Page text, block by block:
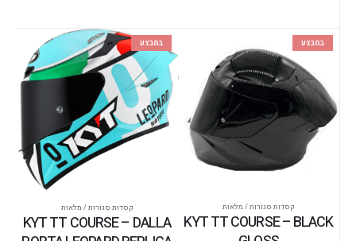
במבצע
קסדות סגורות / מלאות
KYT TT COURSE – BLACK
במבצע
קסדות סגורות / מלאות
KYT TT COURSE – DALLA